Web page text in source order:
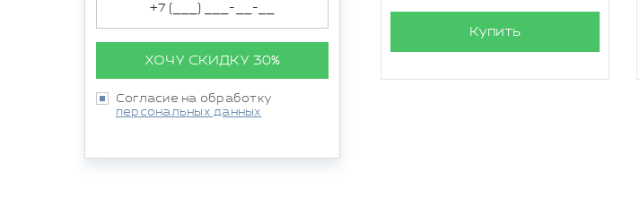
ХОЧУ СКИДКУ 30%
Согласие на обработку
персональных данных
Купить